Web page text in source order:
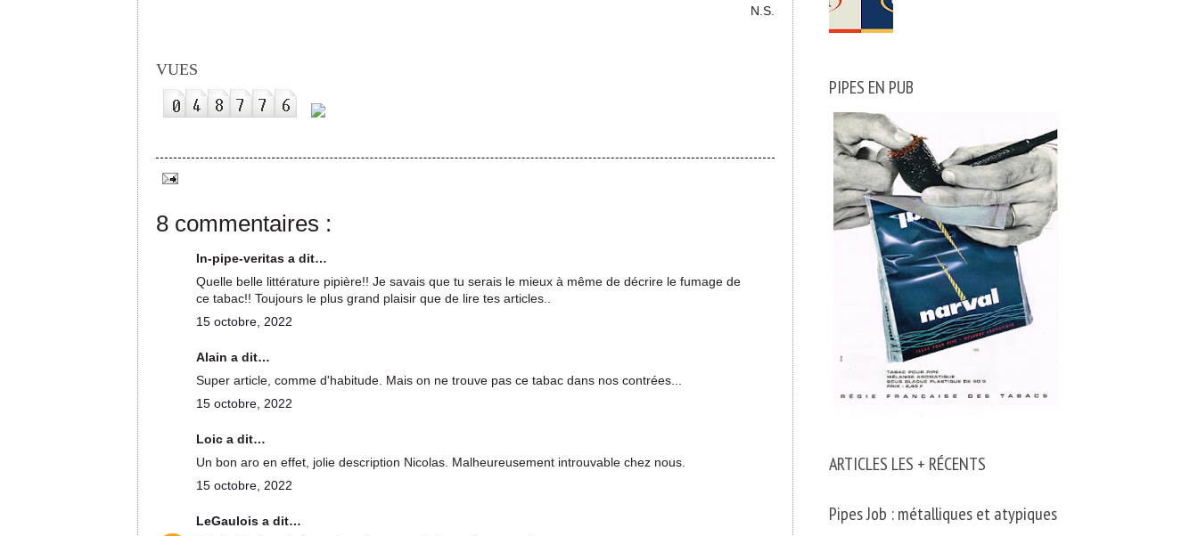
N.S.
VUES
8 commentaires :
In-pipe-veritas a dit…
Quelle belle littérature pipière!! Je savais que tu serais le mieux à même de décrire le fumage de
ce tabac!! Toujours le plus grand plaisir que de lire tes articles..
15 octobre, 2022
Alain a dit…
Super article, comme d'habitude. Mais on ne trouve pas ce tabac dans nos contrées...
15 octobre, 2022
Loic a dit…
Un bon aro en effet, jolie description Nicolas. Malheureusement introuvable chez nous.
15 octobre, 2022
LeGauloisa dit…
PIPES EN PUB
ARTICLES LES + RÉCENTS
Pipes Job : métalliques et atypiques